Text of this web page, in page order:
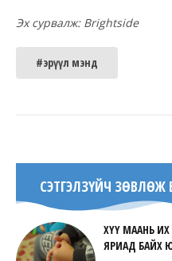
Эх сурвалж: Brightside
#эрүүл мэнд
СЭТГЭЛЗҮЙЧ ЗӨВЛӨЖ
ХҮҮ МААНЬ
ЯРИАД БАЙХ